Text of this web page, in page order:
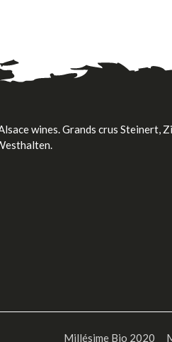
wines. Grands crus Steinert,
Millésime Bio 2020